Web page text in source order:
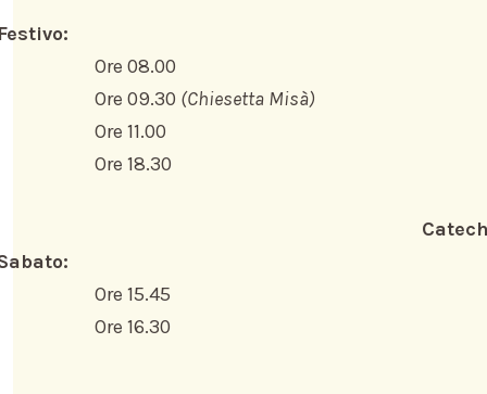
08.00
09.30 (Chiesetta Misà)
11.00
18.30
15.45
16.30